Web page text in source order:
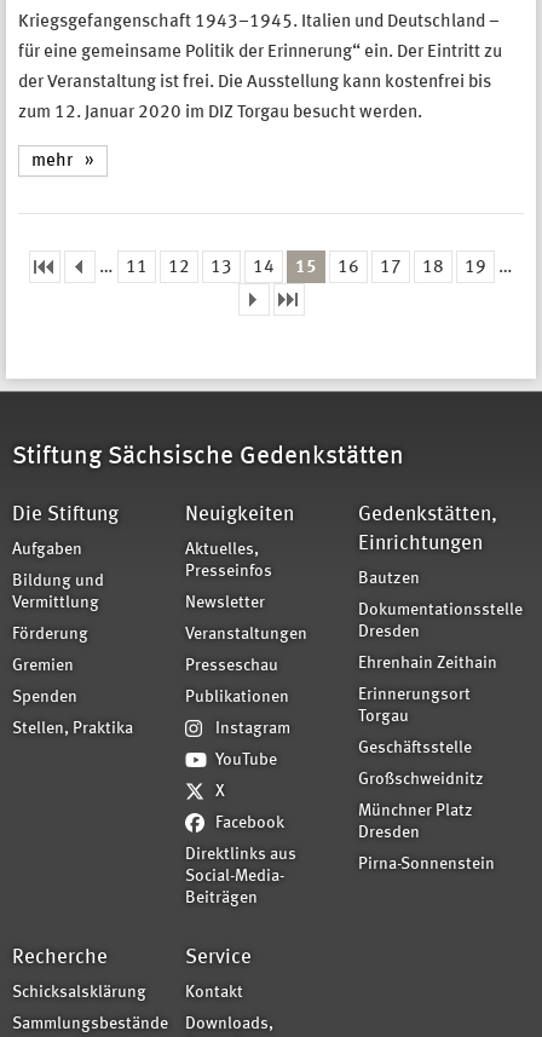
Kriegsgefangenschaft 1943–1945. Italien und Deutschland –
für eine gemeinsame Politik der Erinnerung“ ein. Der Eintritt zu
der Veranstaltung ist frei. Die Ausstellung kann kostenfrei bis
zum 12. Januar 2020 im DIZ Torgau besucht werden.
mehr
… 11 12 13 14 15 16 17 18 19 …
Stiftung Sächsische Gedenkstätten
Die Stiftung
Aufgaben
Bildung und
Vermittlung
Förderung
Gremien
Spenden
Stellen, Praktika
Neuigkeiten
Aktuelles,
Presseinfos
Newsletter
Veranstaltungen
Presseschau
Publikationen
Instagram
YouTube
X
Facebook
Direktlinks aus
Social-Media-
Beiträgen
Gedenkstätten,
Einrichtungen
Bautzen
Dokumentationsstelle
Dresden
Ehrenhain Zeithain
Erinnerungsort
Torgau
Geschäftsstelle
Großschweidnitz
Münchner Platz
Dresden
Pirna-Sonnenstein
Recherche
Schicksalsklärung
Sammlungsbestände
Service
Kontakt
Downloads,